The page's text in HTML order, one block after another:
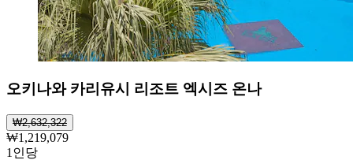
오키나와 카리유시 리조트 엑시즈 온나
₩2,632,322
₩1,219,079
1인당